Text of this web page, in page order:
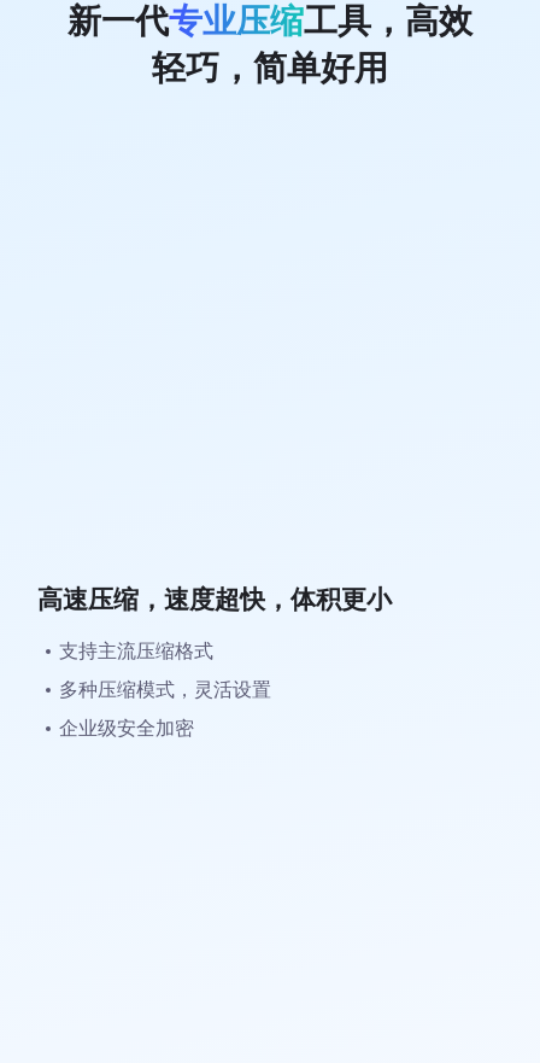
新一代专业压缩工具，高效
轻巧，简单好用
高速压缩，速度超快，体积更小
支持主流压缩格式
多种压缩模式，灵活设置
企业级安全加密